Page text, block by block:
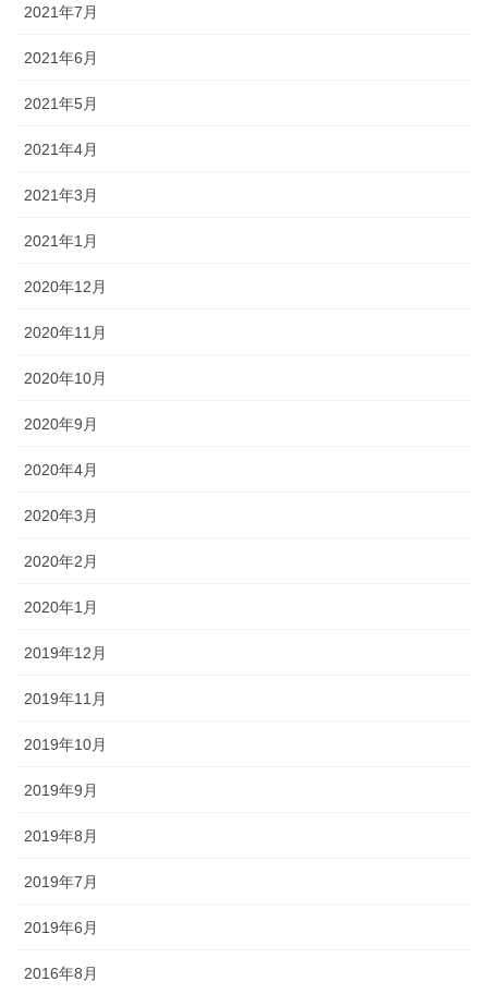
2021年7月
2021年6月
2021年5月
2021年4月
2021年3月
2021年1月
2020年12月
2020年11月
2020年10月
2020年9月
2020年4月
2020年3月
2020年2月
2020年1月
2019年12月
2019年11月
2019年10月
2019年9月
2019年8月
2019年7月
2019年6月
2016年8月